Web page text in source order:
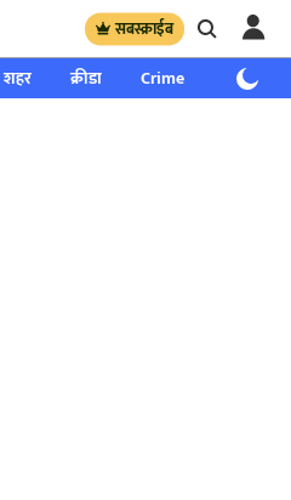
सबस्क्राईब
शहर क्रीडा Crime साप्ताहिक